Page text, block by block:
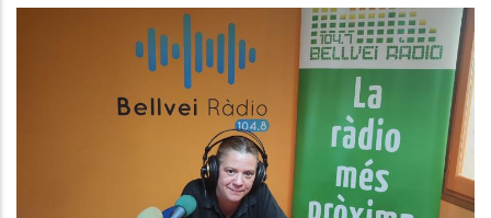
Baix Penedès Al Dia Amb La
Romina Puig.
Medi